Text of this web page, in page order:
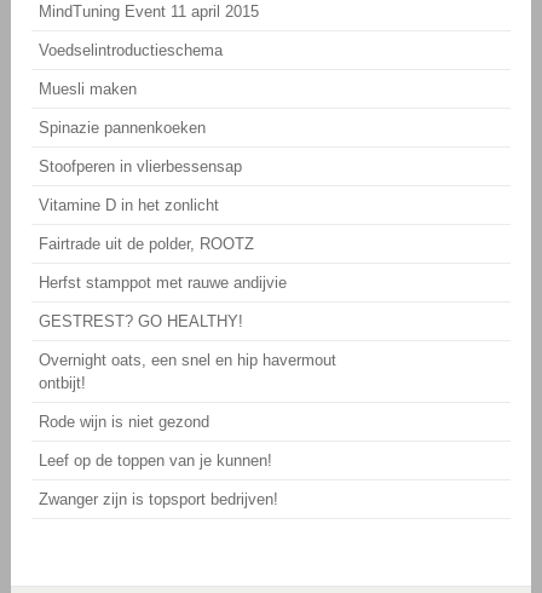
MindTuning Event 11 april 2015
Voedselintroductieschema
Muesli maken
Spinazie pannenkoeken
Stoofperen in vlierbessensap
Vitamine D in het zonlicht
Fairtrade uit de polder, ROOTZ
Herfst stamppot met rauwe andijvie
GESTREST? GO HEALTHY!
Overnight oats, een snel en hip havermout
ontbijt!
Rode wijn is niet gezond
Leef op de toppen van je kunnen!
Zwanger zijn is topsport bedrijven!